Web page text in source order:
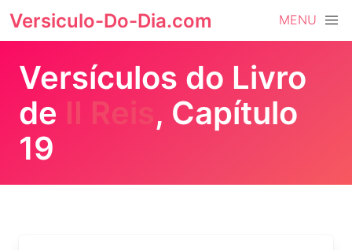
Versiculo-Do-Dia.com MENU
Versículos do Livro
de II Reis, Capítulo
19